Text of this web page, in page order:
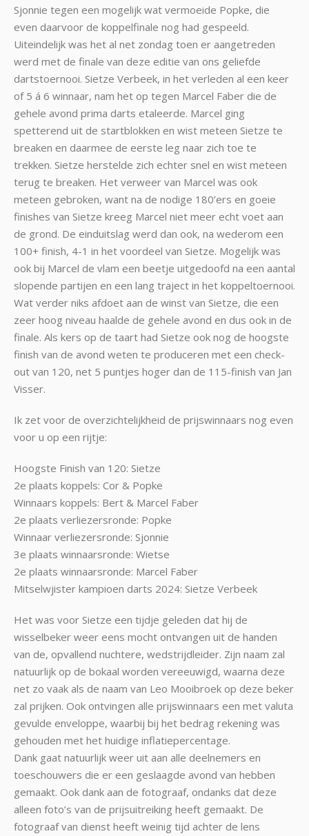
Sjonnie tegen een mogelijk wat vermoeide Popke, die
even daarvoor de koppelfinale nog had gespeeld.
Uiteindelijk was het al net zondag toen er aangetreden
werd met de finale van deze editie van ons geliefde
dartstoernooi. Sietze Verbeek, in het verleden al een keer
of 5 á 6 winnaar, nam het op tegen Marcel Faber die de
gehele avond prima darts etaleerde. Marcel ging
spetterend uit de startblokken en wist meteen Sietze te
breaken en daarmee de eerste leg naar zich toe te
trekken. Sietze herstelde zich echter snel en wist meteen
terug te breaken. Het verweer van Marcel was ook
meteen gebroken, want na de nodige 180’ers en goeie
finishes van Sietze kreeg Marcel niet meer echt voet aan
de grond. De einduitslag werd dan ook, na wederom een
100+ finish, 4-1 in het voordeel van Sietze. Mogelijk was
ook bij Marcel de vlam een beetje uitgedoofd na een aantal
slopende partijen en een lang traject in het koppeltoernooi.
Wat verder niks afdoet aan de winst van Sietze, die een
zeer hoog niveau haalde de gehele avond en dus ook in de
finale. Als kers op de taart had Sietze ook nog de hoogste
finish van de avond weten te produceren met een check-
out van 120, net 5 puntjes hoger dan de 115-finish van Jan
Visser.
Ik zet voor de overzichtelijkheid de prijswinnaars nog even
voor u op een rijtje:
Hoogste Finish van 120: Sietze
2e plaats koppels: Cor & Popke
Winnaars koppels: Bert & Marcel Faber
2e plaats verliezersronde: Popke
Winnaar verliezersronde: Sjonnie
3e plaats winnaarsronde: Wietse
2e plaats winnaarsronde: Marcel Faber
Mitselwjister kampioen darts 2024: Sietze Verbeek
Het was voor Sietze een tijdje geleden dat hij de
wisselbeker weer eens mocht ontvangen uit de handen
van de, opvallend nuchtere, wedstrijdleider. Zijn naam zal
natuurlijk op de bokaal worden vereeuwigd, waarna deze
net zo vaak als de naam van Leo Mooibroek op deze beker
zal prijken. Ook ontvingen alle prijswinnaars een met valuta
gevulde enveloppe, waarbij bij het bedrag rekening was
gehouden met het huidige inflatiepercentage.
Dank gaat natuurlijk weer uit aan alle deelnemers en
toeschouwers die er een geslaagde avond van hebben
gemaakt. Ook dank aan de fotograaf, ondanks dat deze
alleen foto’s van de prijsuitreiking heeft gemaakt. De
fotograaf van dienst heeft weinig tijd achter de lens